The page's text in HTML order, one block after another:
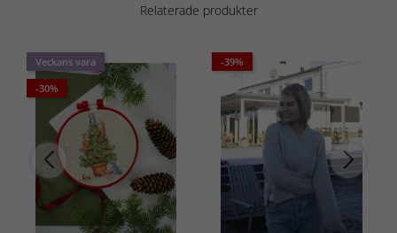
Relaterade produkter
Veckans vara
-30%
-39%